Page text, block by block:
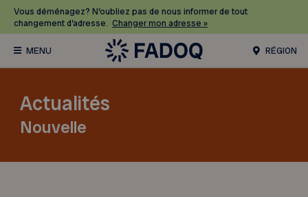
Vous déménagez? N’oubliez pas de nous informer de tout
changement d’adresse. Changer mon adresse »
RÉGION
Actualités
Nouvelle